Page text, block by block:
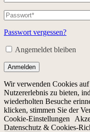
Passwort vergessen?
Angemeldet bleiben
Anmelden
Wir verwenden Cookies auf
Nutzererlebnis zu bieten,
wiederholten Besuche
klicken, stimmen Sie der
Cookie-Einstellungen
Datenschutz & Cookies-